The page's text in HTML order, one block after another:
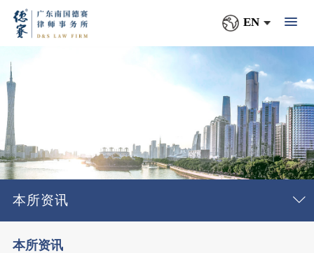
EN
本所资讯
本所资讯